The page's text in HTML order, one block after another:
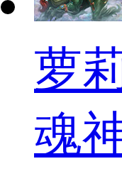
萝
魂